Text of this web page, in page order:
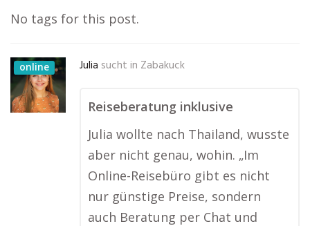
No tags for this post.
online Julia sucht in Zabakuck
Reiseberatung inklusive
Julia wollte nach Thailand, wusste
aber nicht genau, wohin. „Im
Online-Reisebüro gibt es nicht
nur günstige Preise, sondern
auch Beratung per Chat und